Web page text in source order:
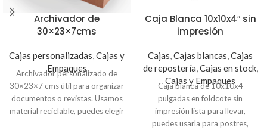
Archivador de
30×23×7cms
Cajas personalizadas,Cajas y
Empaques
Archivador personalizado de
30×23×7 cms útil para organizar
documentos o revistas. Usamos
material reciclable, puedes elegir
Caja Blanca 10x10x4″ sin
impresión
Cajas,Cajas blancas,Cajas
de repostería,Cajas en stock,
Cajas y Empaques
Caja blanca de 10x10x4
pulgadas en foldcote sin
impresión lista para llevar,
puedes usarla para postres,